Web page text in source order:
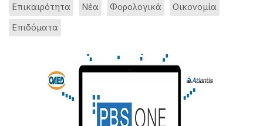
Επικαιρότητα Νέα Φορολογικά
Οικονομία
Επιδόματα